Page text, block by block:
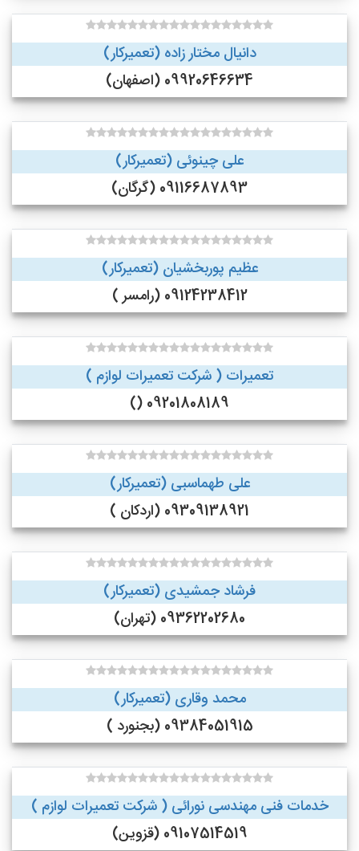
دانیال مختار زاده (تعمیرکار)
09920646634 (اصفهان)
علی چینوئی (تعمیرکار)
09116687893 (گرگان)
عظیم پوربخشیان (تعمیرکار)
09124238412 (رامسر )
تعمیرات ( شرکت تعمیرات لوازم )
09201808189 ()
علی طهماسبی (تعمیرکار)
09309138921 (اردکان )
فرشاد جمشیدی (تعمیرکار)
09362202680 (تهران)
محمد وقاری (تعمیرکار)
09384051915 (بجنورد )
خدمات فنی مهندسی نورائی ( شرکت تعمیرات لوازم )
09107514519 (قزوین)